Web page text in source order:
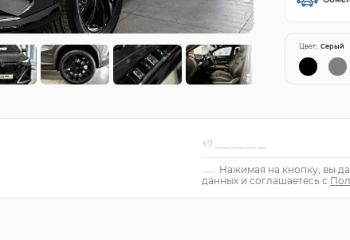
Цвет: Серый
Нажимая на кнопку, вы
данных и соглашаетесь с